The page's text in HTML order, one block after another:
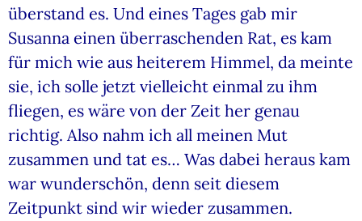
überstand es. Und eines Tages gab mir
Susanna einen überraschenden Rat, es kam
für mich wie aus heiterem Himmel, da meinte
sie, ich solle jetzt vielleicht einmal zu ihm
fliegen, es wäre von der Zeit her genau
richtig. Also nahm ich all meinen Mut
zusammen und tat es… Was dabei heraus kam
war wunderschön, denn seit diesem
Zeitpunkt sind wir wieder zusammen.